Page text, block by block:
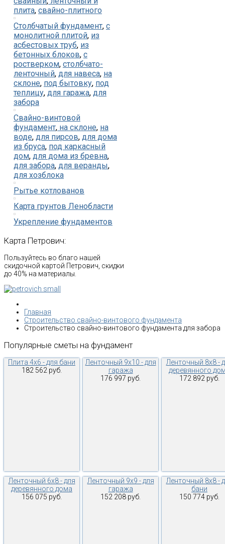
плита, свайно-плитного
Столбчатый фундамент, с
монолитной плитой, из
асбестовых труб, из
бетонных блоков, с
ростверком, столбчато-
ленточный, для навеса, на
склоне, под бытовку, под
теплицу, для гаража, для
забора
Свайно-винтовой
фундамент, на склоне, на
воде, для пирсов, для дома
из бруса, под каркасный
дом, для дома из бревна,
для забора, для веранды,
для хозблока
Рытье котлованов
Карта грунтов Ленобласти
Укрепление фундаментов
Карта Петрович:
Пользуйтесь во благо нашей
скидочной картой Петрович, скидки
до 40% на материалы.
Главная
Строительство свайно-винтового фундамента
Строительство свайно-винтового фундамента для забора
Популярные сметы на фундамент
Плита 4х6 - для бани
182 562 руб.
Ленточный 9х10 - для
гаража
176 997 руб.
Ленточный 8х8 -
деревянного
172 892 руб.
Ленточный 6х8 - для
деревянного дома
156 075 руб.
Ленточный 9х9 - для
гаража
152 208 руб.
Ленточный 8х8 -
бани
150 774 руб.